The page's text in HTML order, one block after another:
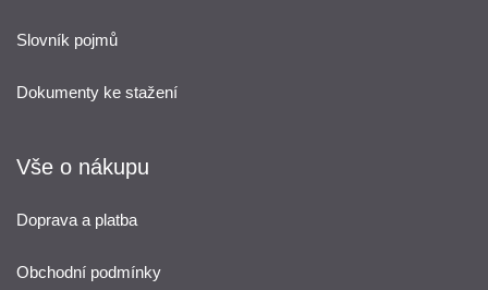
Slovník pojmů
Dokumenty ke stažení
Vše o nákupu
Doprava a platba
Obchodní podmínky